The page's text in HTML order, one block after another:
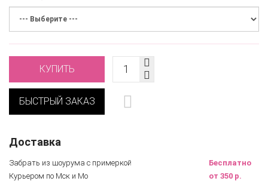
КУПИТЬ
БЫСТРЫЙ ЗАКАЗ
Доставка
Забрать из шоурума с примеркой
Бесплатно
Курьером по Мск и Мо
от 350 р.